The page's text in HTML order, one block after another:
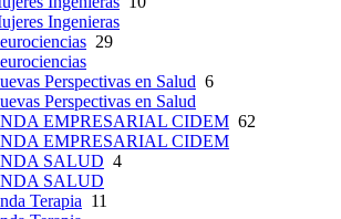
Ingenieras
29
Perspectivas en Salud 6
Perspectivas en Salud
EMPRESARIAL CIDEM 62
EMPRESARIAL CIDEM
SALUD 4
SALUD
Terapia 11